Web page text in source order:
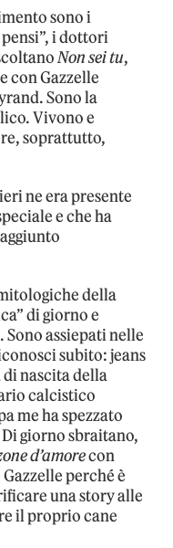
sono i
i dottori
Non sei tu,
con Gazzelle
Sono la
Vivono e
soprattutto,
ne era presente
e che ha
della
di giorno e
assiepati nelle
subito: jeans
nascita della
calcistico
me ha spezzato
giorno sbraitano,
d’amorecon
perché è
una story alle
il proprio cane